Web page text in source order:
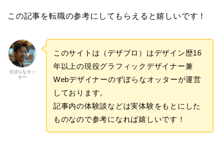
この記事を転職の参考にしてもらえると嬉しいです！
ずぼらなオッ
ター
このサイトは（デザブロ）はデザイン歴16
年以上の現役グラフィックデザイナー兼
Webデザイナーのずぼらなオッターが運営
しております。
記事内の体験談などは実体験をもとにした
ものなので参考になれば嬉しいです！